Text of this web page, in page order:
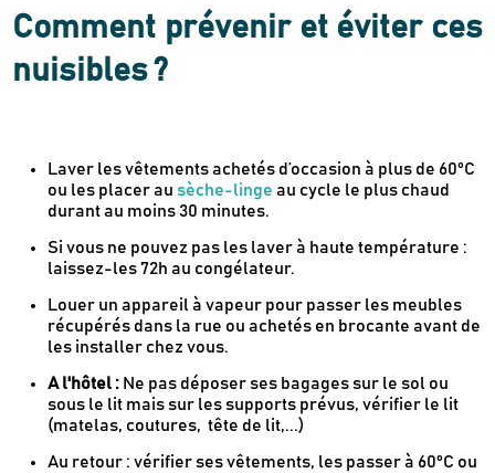
Comment prévenir et éviter ces
nuisibles ?
Laver les vêtements achetés d’occasion à plus de 60°C
ou les placer ausèche-linge au cycle le plus chaud
durant au moins 30 minutes.
Si vous ne pouvez pas les laver à haute température :
laissez-les 72h au congélateur.
Louer un appareil à vapeur pour passer les meubles
récupérés dans la rue ou achetés en brocante avant de
les installer chez vous.
A l'hôtel : Ne pas déposer ses bagages sur le sol ou
sous le lit mais sur les supports prévus, vérifier le lit
(matelas, coutures, tête de lit,...)
Au retour : vérifier ses vêtements, les passer à 60°C ou